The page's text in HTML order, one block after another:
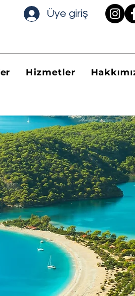
Üye giriş
Hizmetler